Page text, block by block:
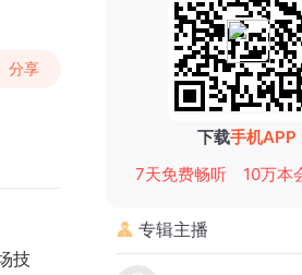
分享
技
下载手机APP
7天免费畅听
10万本
专辑主播